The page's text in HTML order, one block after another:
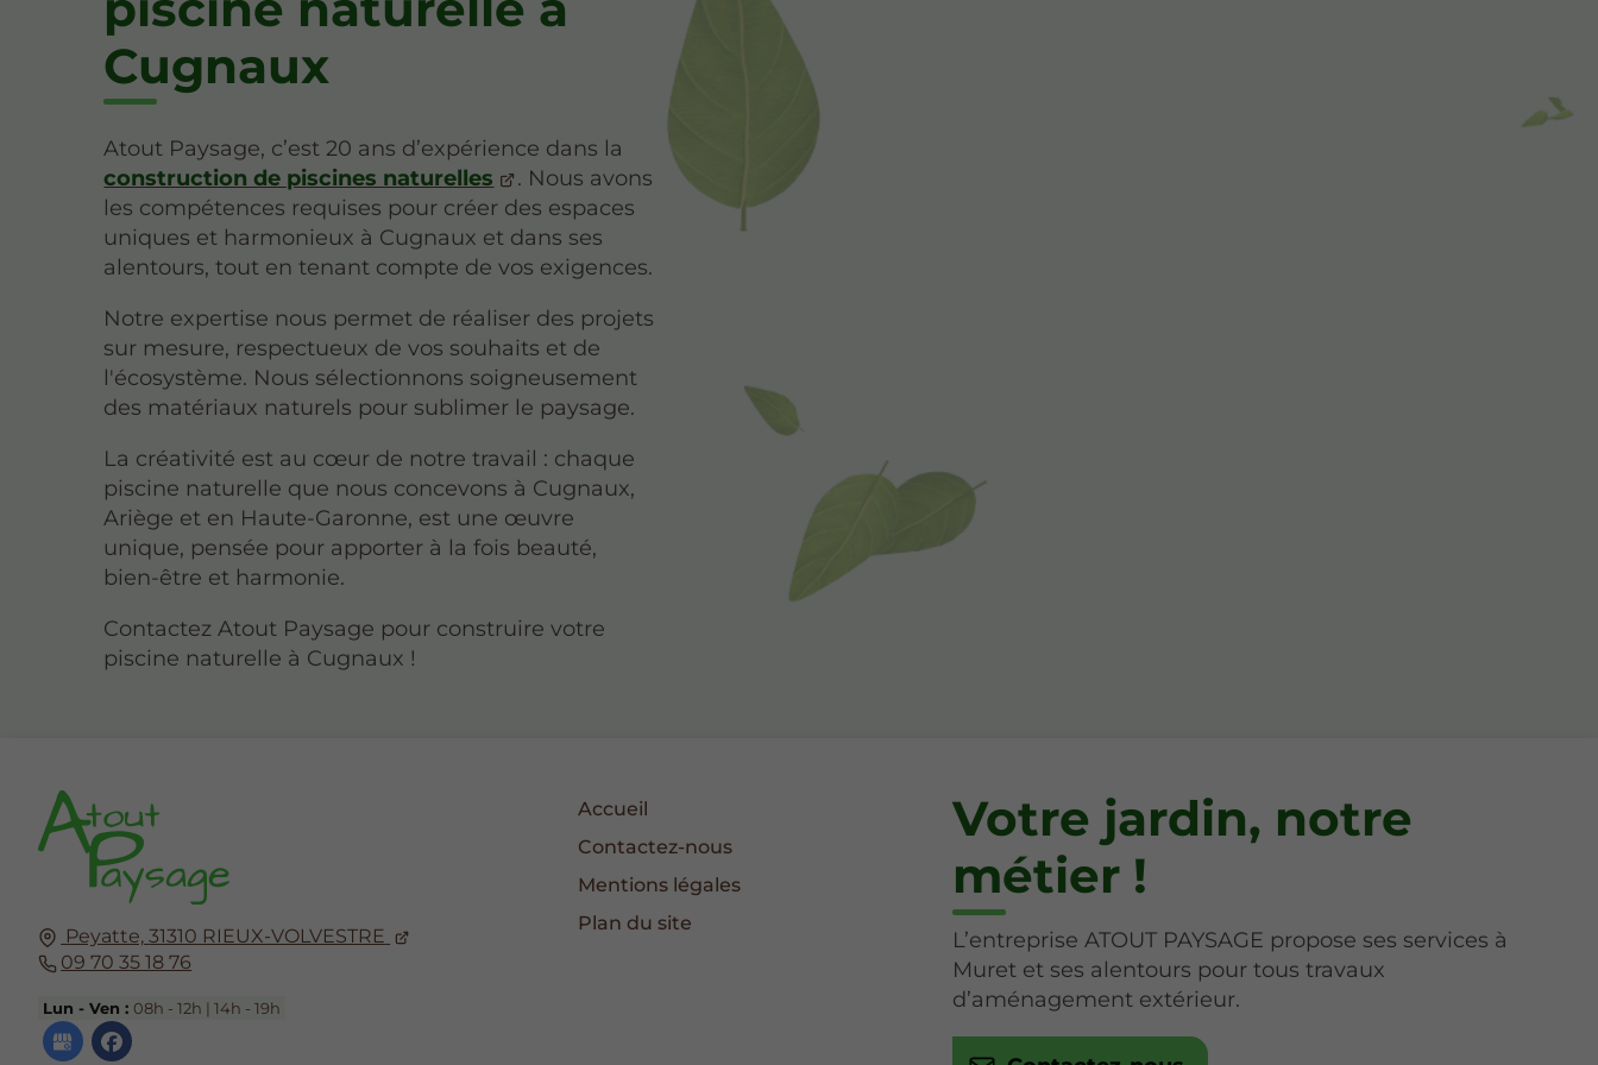
Cugnaux
Atout Paysage, c’est 20 ans d’expérience dans la
construction de piscines naturelles
. Nous avons
les compétences requises pour créer des espaces
uniques et harmonieux à Cugnaux et dans ses
alentours, tout en tenant compte de vos exigences.
Notre expertise nous permet de réaliser des projets
sur mesure, respectueux de vos souhaits et de
l'écosystème. Nous sélectionnons soigneusement
des matériaux naturels pour sublimer le paysage.
La créativité est au cœur de notre travail : chaque
piscine naturelle que nous concevons à Cugnaux,
Ariège et en Haute-Garonne, est une œuvre
unique, pensée pour apporter à la fois beauté,
bien-être et harmonie.
Contactez Atout Paysage pour construire votre
piscine naturelle à Cugnaux !
Peyatte, 31310 RIEUX-VOLVESTRE
09 70 35 18 76
Lun - Ven : 08h - 12h | 14h - 19h
Accueil
Contactez-nous
Mentions légales
Plan du site
Votre jardin, notre
métier !
L’entreprise ATOUT PAYSAGE propose ses services à
Muret et ses alentours pour tous travaux
d’aménagement extérieur.